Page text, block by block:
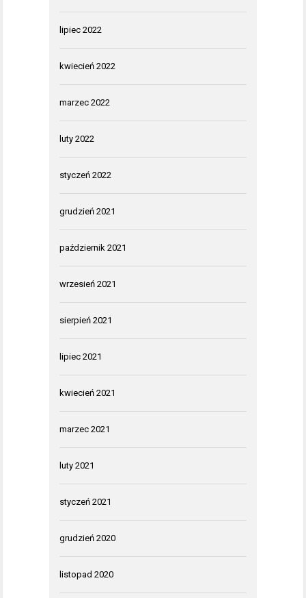
lipiec 2022
kwiecień 2022
marzec 2022
luty 2022
styczeń 2022
grudzień 2021
październik 2021
wrzesień 2021
sierpień 2021
lipiec 2021
kwiecień 2021
marzec 2021
luty 2021
styczeń 2021
grudzień 2020
listopad 2020